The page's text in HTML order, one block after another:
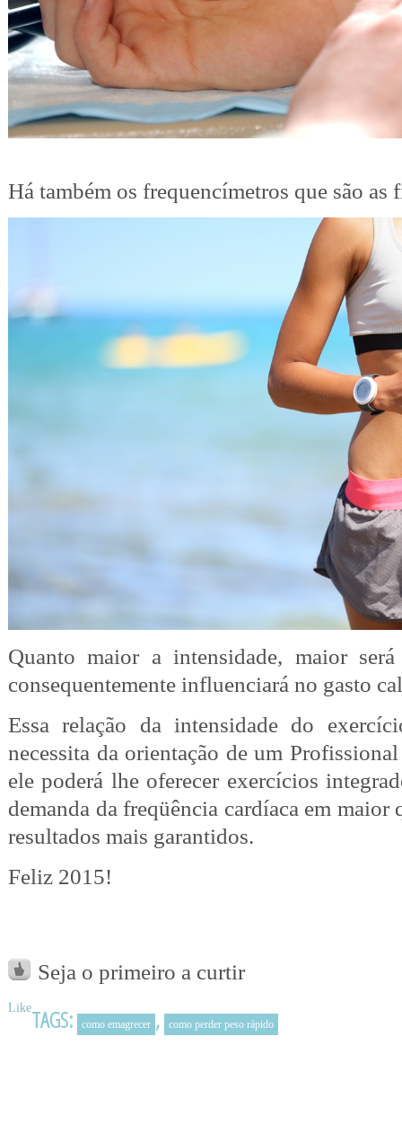
Há também os frequencímetros que são as
Quanto maior a intensidade, maior
consequentemente influenciará no gasto
Essa relação da intensidade do
necessita da orientação de um
ele poderá lhe oferecer exercícios
demanda da freqüência cardíaca em maior
resultados mais garantidos.
Feliz 2015!
Seja o primeiro a curtir
LikeTAGS: como emagrecer , como perder peso rápido